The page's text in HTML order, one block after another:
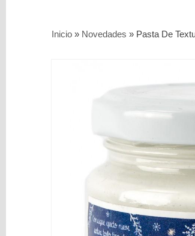
Inicio » Novedades » Pasta De